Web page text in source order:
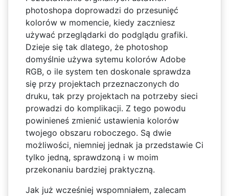
photoshopa doprowadzi do przesunięć
kolorów w momencie, kiedy zaczniesz
używać przeglądarki do podglądu grafiki.
Dzieje się tak dlatego, że photoshop
domyślnie używa sytemu kolorów Adobe
RGB, o ile system ten doskonale sprawdza
się przy projektach przeznaczonych do
druku, tak przy projektach na potrzeby sieci
prowadzi do komplikacji. Z tego powodu
powinieneś zmienić ustawienia kolorów
twojego obszaru roboczego. Są dwie
możliwości, niemniej jednak ja przedstawie Ci
tylko jedną, sprawdzoną i w moim
przekonaniu bardziej praktyczną.
Jak już wcześniej wspomniałem, zalecam